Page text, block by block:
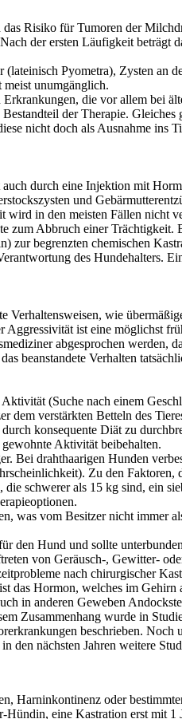
Risiko für Tumoren der
der ersten Läufigkeit beträgt
Pyometra), Zysten an
meist unumgänglich.
die vor allem bei
der Therapie.
nicht doch als Ausnahme ins
durch eine Injektion mit
und
in den meisten Fällen nicht
zum Abbruch einer Trächtigkeit.
zur begrenzten chemischen
des Hundehalters.
wie
ist eine möglichst
abgesprochen werden,
beanstandete Verhalten
(Suche nach einem
dem verstärkten Betteln des
konsequente Diät zu
Aktivität beibehalten.
Bei drahthaarigen Hunden
Zu den Faktoren,
schwerer als 15 kg sind, ein
was vom Besitzer nicht immer
erniedrigend für den
von Geräusch-, Gewitter- oder
nach chirurgischer
das Hormon, welches im
in anderen Geweben
Zusammenhang wurde in
beschrieben. Noch
den nächsten Jahren weitere
Harninkontinenz oder
eine Kastration erst mit